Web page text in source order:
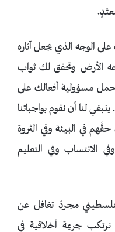
الوجه الذي يجعل آثاره
الأرض وتحقق لك ثواب
مسؤولية أفعالك على
لنا أن نقوم بواجباتنا
في البيئة وفي الثروة
الانتساب وفي التعليم
مجردَ تغافل عن
جريمة أخلاقية في